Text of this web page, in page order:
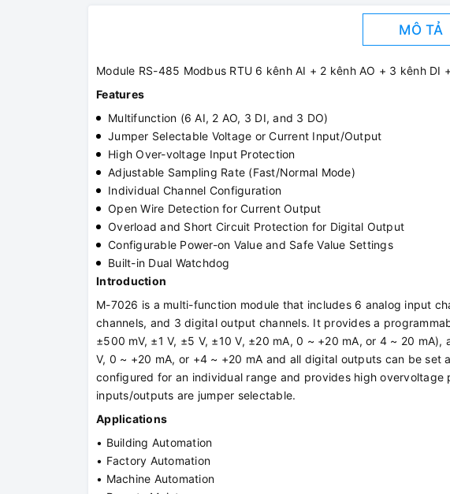
MÔ TẢ
Module RS-485 Modbus RTU 6 kênh AI + 2 kênh AO + 3 kênh DI
Features
Multifunction (6 AI, 2 AO, 3 DI, and 3 DO)
Jumper Selectable Voltage or Current Input/Output
High Over-voltage Input Protection
Adjustable Sampling Rate (Fast/Normal Mode)
Individual Channel Configuration
Open Wire Detection for Current Output
Overload and Short Circuit Protection for Digital Output
Configurable Power-on Value and Safe Value Settings
Built-in Dual Watchdog
Introduction
M-7026 is a multi-function module that includes 6 analog input
channels, and 3 digital output channels. It provides a
±500 mV, ±1 V, ±5 V, ±10 V, ±20 mA, 0 ~ +20 mA, or 4 ~ 20
V, 0 ~ +20 mA, or +4 ~ +20 mA and all digital outputs can be set
configured for an individual range and provides high
inputs/outputs are jumper selectable.
Applications
• Building Automation
• Factory Automation
• Machine Automation